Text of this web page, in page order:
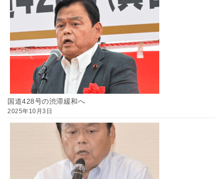
国道428号の渋滞緩和へ
2025年10月3日